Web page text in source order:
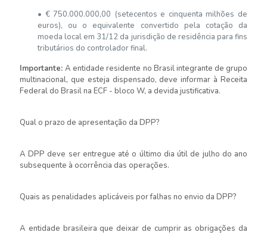
• € 750.000.000,00 (setecentos e cinquenta milhões de
euros), ou o equivalente convertido pela cotação da
moeda local em 31/12 da jurisdição de residência para fins
tributários do controlador final.
Importante:A entidade residente no Brasil integrante de grupo
multinacional, que esteja dispensado, deve informar à Receita
Federal do Brasil na ECF - bloco W, a devida justificativa.
Qual o prazo de apresentação da DPP?
A DPP deve ser entregue até o último dia útil de julho do ano
subsequente à ocorrência das operações.
Quais as penalidades aplicáveis por falhas no envio da DPP?
A entidade brasileira que deixar de cumprir as obrigações da